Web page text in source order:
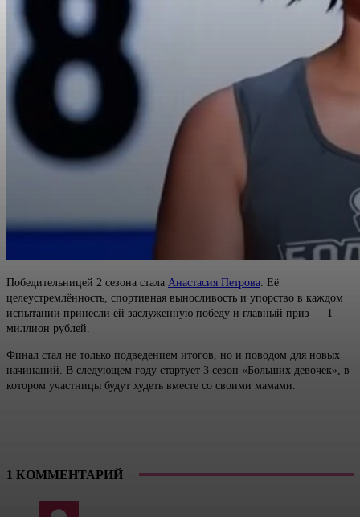
Победительницей 2 сезона стала Анастасия Петрова . Её
целеустремлённость, спортивная выносливость и упорство в каждом
испытании принесли ей заслуженную победу и главный приз — 1
миллион рублей.
Финал стал не только подведением итогов, но и поводом для новых
начинаний. В следующем году стартует 3 сезон «Больших девочек», в
котором участницы будут худеть вместе со своими мамами.
1 КОММЕНТАРИЙ